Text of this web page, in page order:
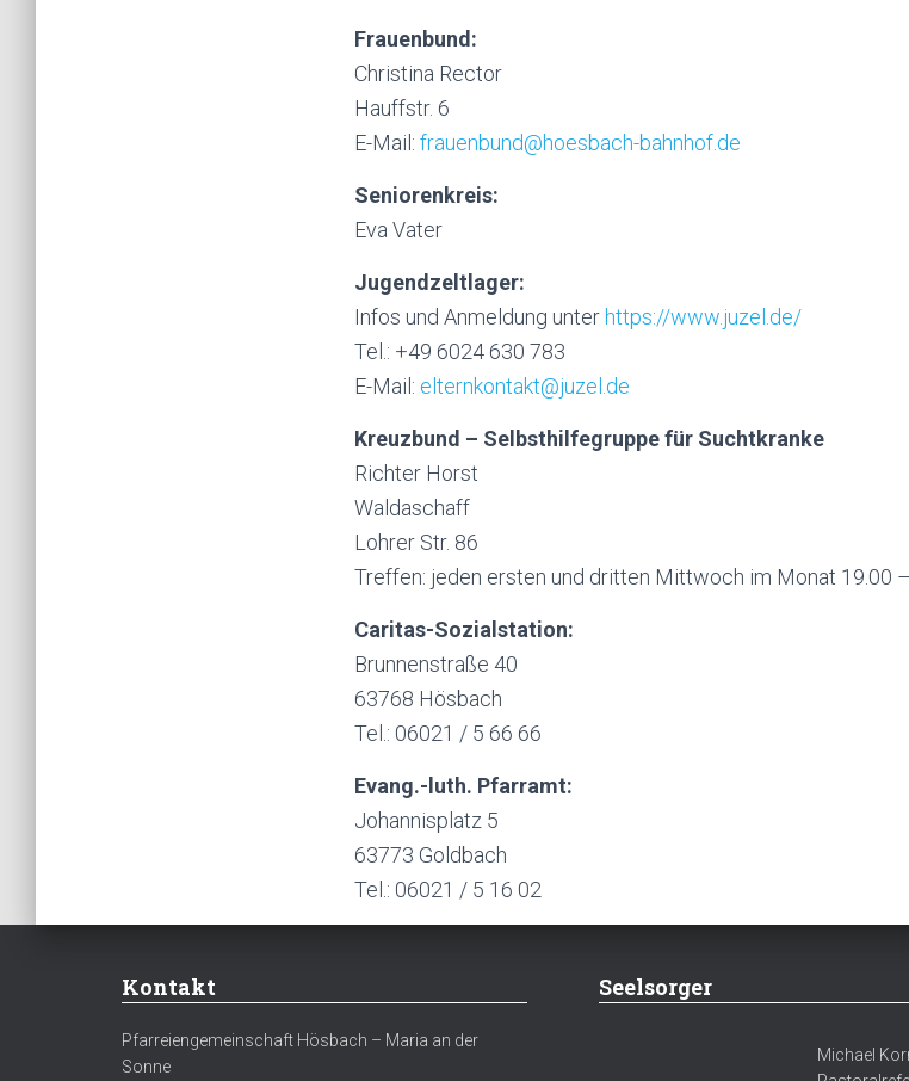
Frauenbund:
Christina Rector
Hauffstr. 6
E-Mail: frauenbund@hoesbach-bahnhof.de
Seniorenkreis:
Eva Vater
Jugendzeltlager:
Infos und Anmeldung unter https://www.juzel.de/
Tel.: +49 6024 630 783
E-Mail: elternkontakt@juzel.de
Kreuzbund – Selbsthilfegruppe für Suchtkranke
Richter Horst
Waldaschaff
Lohrer Str. 86
Treffen: jeden ersten und dritten Mittwoch im Monat 19.00
Caritas-Sozialstation:
Brunnenstraße 40
63768 Hösbach
Tel.: 06021 / 5 66 66
Evang.-luth. Pfarramt:
Johannisplatz 5
63773 Goldbach
Tel.: 06021 / 5 16 02
Kontakt
Pfarreiengemeinschaft Hösbach – Maria an der
Sonne
Seelsorger
Michael